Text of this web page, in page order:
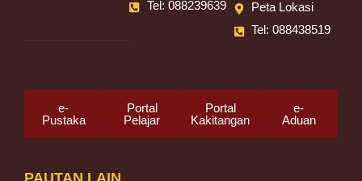
Tel: 088239639
Peta Lokasi
Tel: 088438519
e-
Pustaka
Portal
Pelajar
Portal
Kakitangan
e-
Aduan